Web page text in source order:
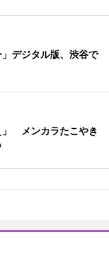
デジタル版、渋谷で
」 メンカラたこやき